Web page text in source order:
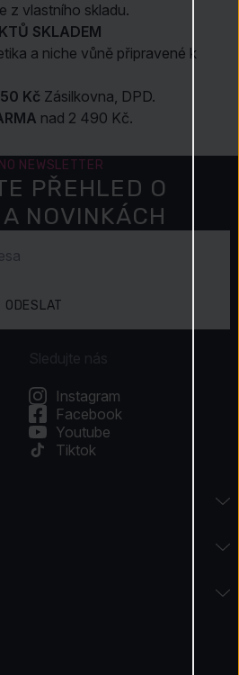
z vlastního skladu.
SKLADEM
a niche vůně připravené k
Kč Zásilkovna, DPD.
nad 2 490 Kč.
NEWSLETTER
PŘEHLED O
NOVINKÁCH
ODESLAT
Sledujte nás
Instagram
Facebook
Youtube
Tiktok